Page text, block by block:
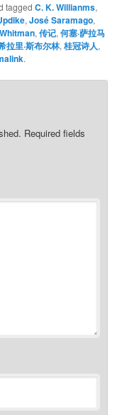
taggedC. K. Willianms,
,José Saramago,
Whitman,传记,何塞·萨拉马
拉里·斯布尔林,桂冠诗人,
.
Required fields